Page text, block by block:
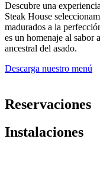
Descubre una
Steak House
madurados a la
es un homenaje al sabor
ancestral del asado.
Descarga nuestro menú
Reservaciones
Instalaciones